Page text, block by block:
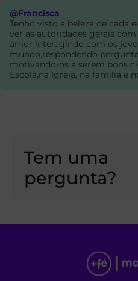
@Francisca
Tenho visto a beleza de cada
ver as autoridades gerais
amor interagindo com os
mundo,respondendo
motivando-os a serem bons
Escola,na Igreja, na familia e
Tem uma
pergunta?